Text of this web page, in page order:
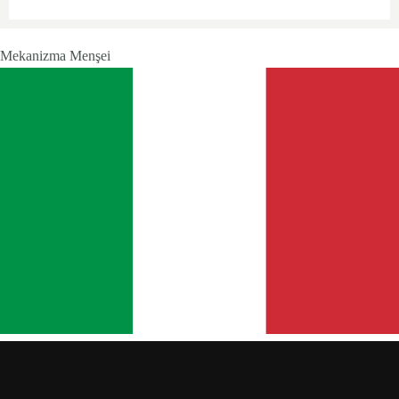
Mekanizma Menşei